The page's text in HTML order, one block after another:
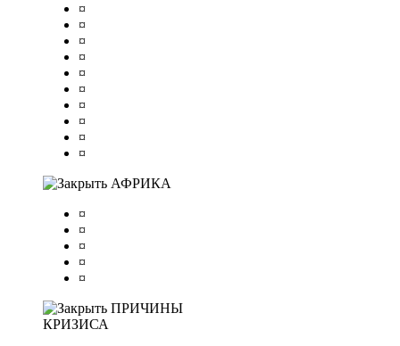
¤
¤
¤
¤
¤
¤
¤
¤
¤
¤
АФРИКА
¤
¤
¤
¤
¤
ПРИЧИНЫ
КРИЗИСА